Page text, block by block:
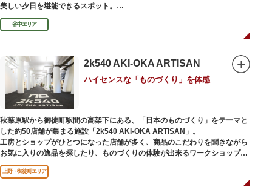
美しい夕日を堪能できるスポット。
谷中銀座商店街は1945年頃に自然発生的に生まれ、現在の近隣型商店街へと
発展。昭和の懐かしい商店街の景観を見ることができます。東京の下町レト
観光客が訪れ、買い物や散策を楽しんでいます。
谷中エリア
2k540 AKI-OKA ARTISAN
ハイセンスな「ものづくり」を体感
秋葉原駅から御徒町駅間の高架下にある、「日本のものづくり」をテーマと
した約50店舗が集まる施設「2k540 AKI-OKA ARTISAN」。
工房とショップがひとつになった店舗が多く、商品のこだわりを聞きながら
お気に入りの逸品を探したり、ものづくりの体験が出来るワークショップに
参加して自分だけのオリジナル商品を作ったり、クリエイターと直接コミュ
ニケーションをとりながらのショッピングが楽しめます。飲食店もあるので
上野・御徒町エリア